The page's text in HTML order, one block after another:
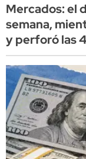
Mercados: el
semana,
y perforó las